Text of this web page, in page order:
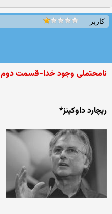
کاربر
نامحتملی وجود خدا-قسمت دوم
ریچارد داوکینز*